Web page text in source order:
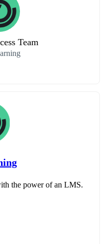
Team
the power of an LMS.